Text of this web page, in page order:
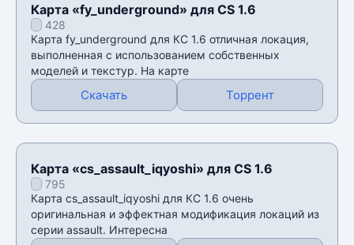
Карта «fy_underground» для CS 1.6
428
Карта fy_underground для КС 1.6 отличная локация,
выполненная с использованием собственных
моделей и текстур. На карте
Скачать Торрент
Карта «cs_assault_iqyoshi» для CS 1.6
795
Карта cs_assault_iqyoshi для КС 1.6 очень
оригинальная и эффектная модификация локаций из
серии assault. Интересна